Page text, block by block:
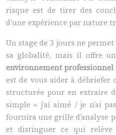
risque est de tirer des
d’une expérience par nature
Un stage de 3 jours ne
sa globalité, mais il offre
environnement professionnel
est de vous aider à débriefer
structurée pour en extraire
simple « j’ai aimé / je n’ai
fournira une grille d’analyse
et distinguer ce qui